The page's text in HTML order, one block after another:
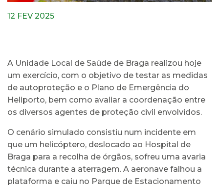
12 FEV 2025
A Unidade Local de Saúde de Braga realizou hoje
um exercício, com o objetivo de testar as medidas
de autoproteção e o Plano de Emergência do
Heliporto, bem como avaliar a coordenação entre
os diversos agentes de proteção civil envolvidos.
O cenário simulado consistiu num incidente em
que um helicóptero, deslocado ao Hospital de
Braga para a recolha de órgãos, sofreu uma avaria
técnica durante a aterragem. A aeronave falhou a
plataforma e caiu no Parque de Estacionamento